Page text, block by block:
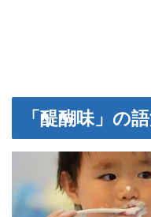
「醍醐味」の